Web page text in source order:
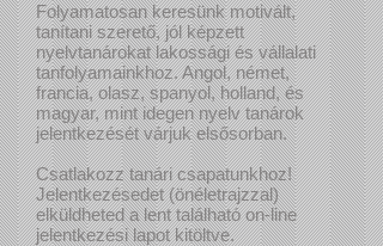
Folyamatosan keresünk motivált,
tanítani szerető, jól képzett
nyelvtanárokat lakossági és vállalati
tanfolyamainkhoz. Angol, német,
francia, olasz, spanyol, holland, és
magyar, mint idegen nyelv tanárok
jelentkezését várjuk elsősorban.
Csatlakozz tanári csapatunkhoz!
Jelentkezésedet (önéletrajzzal)
elküldheted a lent található on-line
jelentkezési lapot kitöltve.